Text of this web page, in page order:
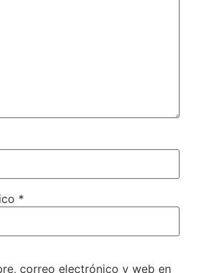
*
correo electrónico y web en